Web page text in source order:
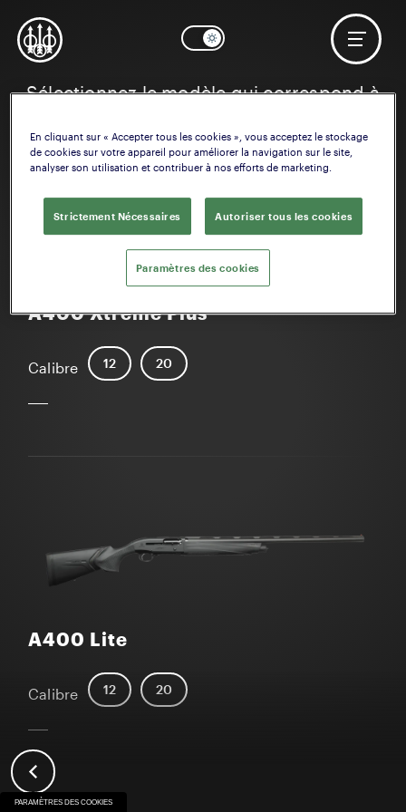
Sélectionnez le modèle qui correspond à
A400 Xtreme Plus
Calibre 12 20
A400 Lite
Calibre 12 20
PARAMÈTRES DES COOKIES
En cliquant sur « Accepter tous les cookies », vous acceptez le stockage
de cookies sur votre appareil pour améliorer la navigation sur le site,
analyser son utilisation et contribuer à nos efforts de marketing.
Strictement Nécessaires Autoriser tous les cookies
Paramètres des cookies